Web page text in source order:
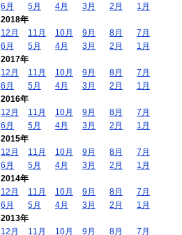
6月
5月 4月 3月 2月
1月
2018年
12月
11月 10月 9月 8月
7月
6月
5月 4月 3月 2月
1月
2017年
12月
11月 10月 9月 8月
7月
6月
5月 4月 3月 2月
1月
2016年
12月
11月 10月 9月 8月
7月
6月
5月 4月 3月 2月
1月
2015年
12月
11月 10月 9月 8月
7月
6月
5月 4月 3月 2月
1月
2014年
12月
11月 10月 9月 8月
7月
6月
5月 4月 3月 2月
1月
2013年
12月
11月 10月 9月 8月 7月